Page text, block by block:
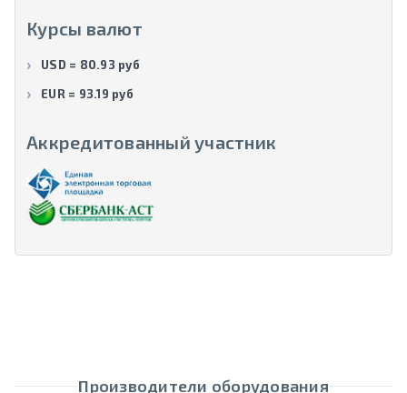
Курсы валют
USD = 80.93 руб
EUR = 93.19 руб
Аккредитованный участник
Производители оборудования